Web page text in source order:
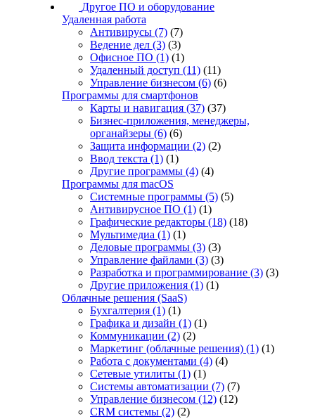
Другое ПО и оборудование
Удаленная работа
Антивирусы (7) (7)
Ведение дел (3) (3)
Офисное ПО (1) (1)
Удаленный доступ (11) (11)
Управление бизнесом (6) (6)
Программы для смартфонов
Карты и навигация (37) (37)
Бизнес-приложения, менеджеры,
органайзеры (6) (6)
Защита информации (2) (2)
Ввод текста (1) (1)
Другие программы (4) (4)
Программы для macOS
Системные программы (5) (5)
Антивирусное ПО (1) (1)
Графические редакторы (18) (18)
Мультимедиа (1) (1)
Деловые программы (3) (3)
Управление файлами (3) (3)
Разработка и программирование (3) (3)
Другие приложения (1) (1)
Облачные решения (SaaS)
Бухгалтерия (1) (1)
Графика и дизайн (1) (1)
Коммуникации (2) (2)
Маркетинг (облачные решения) (1) (1)
Работа с документами (4) (4)
Сетевые утилиты (1) (1)
Системы автоматизации (7) (7)
Управление бизнесом (12) (12)
CRM системы (2) (2)